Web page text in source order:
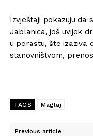
Izvještaji pokazuju da
Jablanica, još uvijek
u porastu, što izaziva
stanovništvom,
TAGS Maglaj
Previous article